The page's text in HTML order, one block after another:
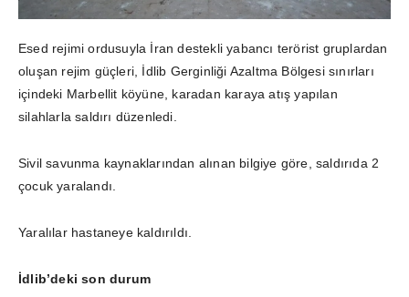
Esed rejimi ordusuyla İran destekli yabancı terörist gruplardan
oluşan rejim güçleri, İdlib Gerginliği Azaltma Bölgesi sınırları
içindeki Marbellit köyüne, karadan karaya atış yapılan
silahlarla saldırı düzenledi.
Sivil savunma kaynaklarından alınan bilgiye göre, saldırıda 2
çocuk yaralandı.
Yaralılar hastaneye kaldırıldı.
İdlib’deki son durum